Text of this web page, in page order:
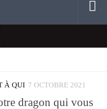
À QUI 7 OCTOBRE 2021
dragon qui vous